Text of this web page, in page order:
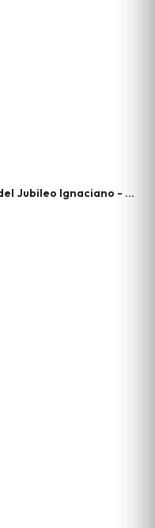
LLEGA MÁS CERCA - Misa del Jubileo Ignaciano - Comunión